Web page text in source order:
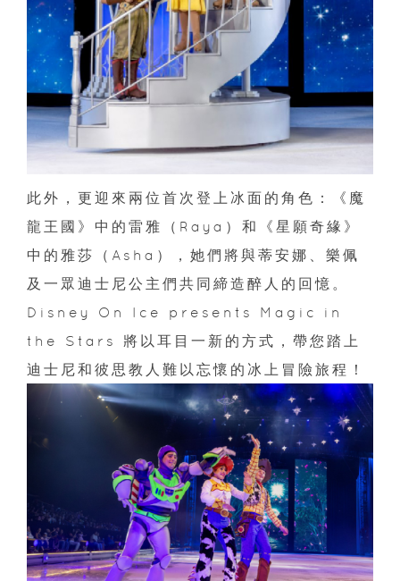
此外，更迎來兩位首次登上冰面的角色：《魔
龍王國》中的雷雅（Raya）和《星願奇緣》
中的雅莎（Asha），她們將與蒂安娜、樂佩
及一眾迪士尼公主們共同締造醉人的回憶。
Disney On Ice presents Magic in
the Stars 將以耳目一新的方式，帶您踏上
迪士尼和彼思教人難以忘懷的冰上冒險旅程！